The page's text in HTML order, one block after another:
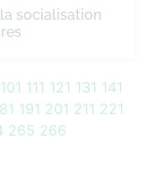
socialisation
101 111 121 131 141
191 201 211 221
265 266